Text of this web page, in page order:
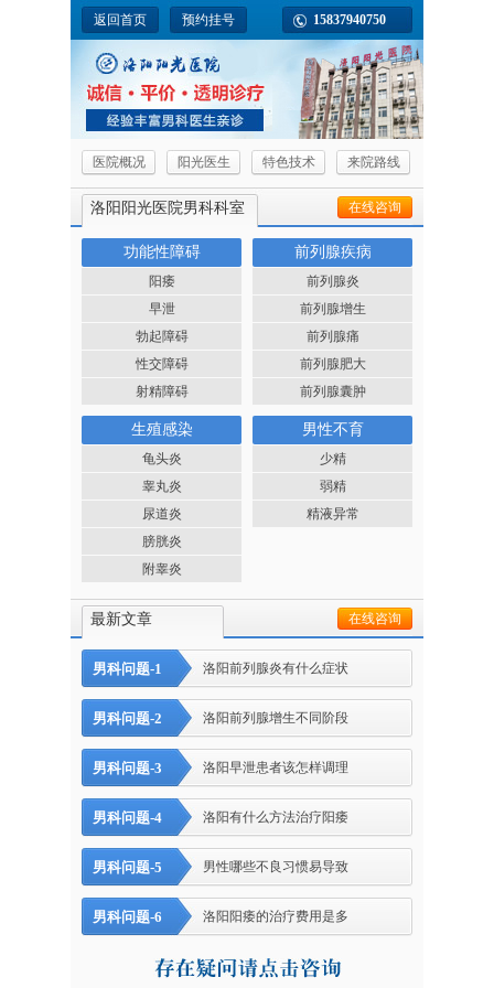
返回首页 预约挂号 15837940750
医院概况 阳光医生 特色技术 来院路线
洛阳阳光医院男科科室 在线咨询
功能性障碍
阳痿
早泄
勃起障碍
性交障碍
射精障碍
前列腺疾病
前列腺炎
前列腺增生
前列腺痛
前列腺肥大
前列腺囊肿
生殖感染
龟头炎
睾丸炎
尿道炎
膀胱炎
附睾炎
男性不育
少精
弱精
精液异常
最新文章 在线咨询
男科问题-1 洛阳前列腺炎有什么症状
男科问题-2 洛阳前列腺增生不同阶段
男科问题-3 洛阳早泄患者该怎样调理
男科问题-4 洛阳有什么方法治疗阳痿
男科问题-5 男性哪些不良习惯易导致
男科问题-6 洛阳阳痿的治疗费用是多